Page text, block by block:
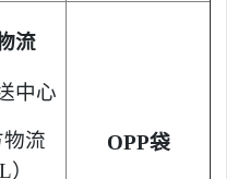
流
中心
流
）
OPP袋